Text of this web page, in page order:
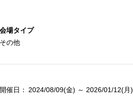
会場タイプ
その他
開催日： 2024/08/09(金) ～ 2026/01/12(月)